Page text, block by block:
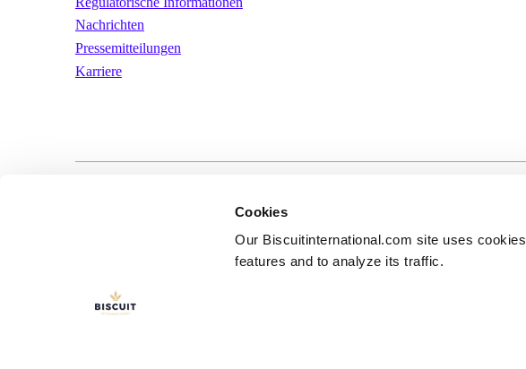
Cookies
Our Biscuitinternational.com site uses
features and to analyze its traffic.
Nachrichten
Pressemitteilungen
Karriere